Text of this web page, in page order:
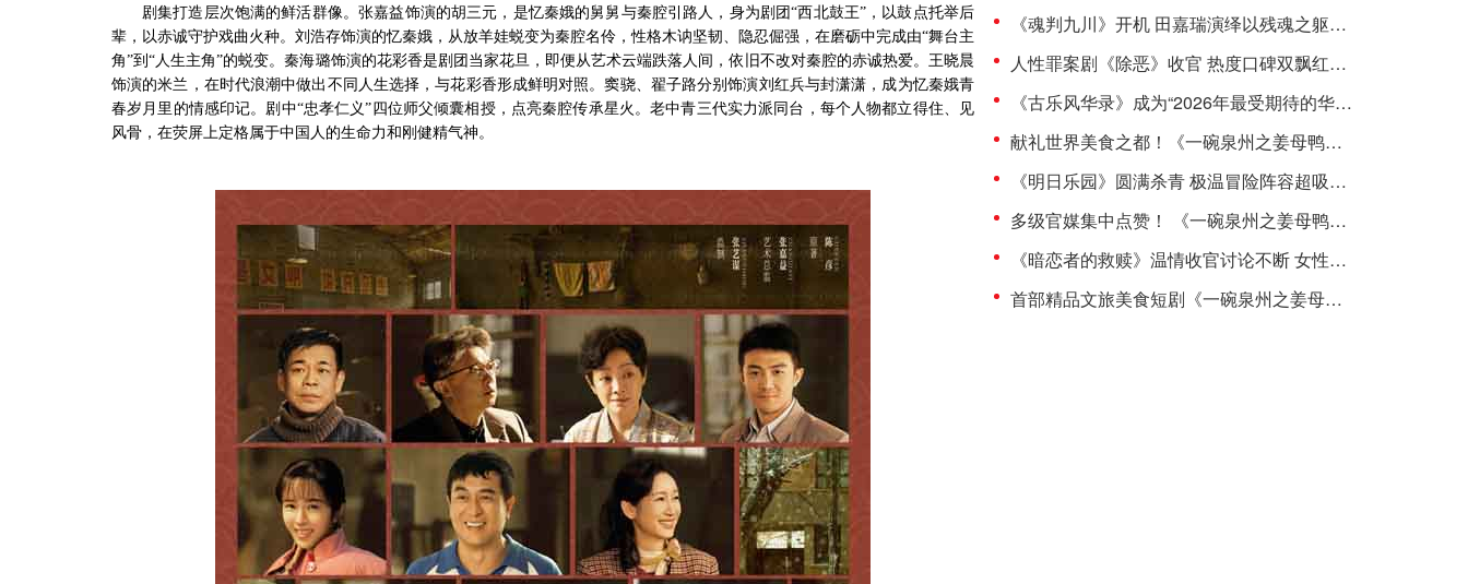
剧集打造层次饱满的鲜活群像。张嘉益饰演的胡三元，是忆秦娥的舅舅与秦腔引路人，身为剧团“西北鼓王”，以鼓点托举后
辈，以赤诚守护戏曲火种。刘浩存饰演的忆秦娥，从放羊娃蜕变为秦腔名伶，性格木讷坚韧、隐忍倔强，在磨砺中完成由“舞台主
角”到“人生主角”的蜕变。秦海璐饰演的花彩香是剧团当家花旦，即便从艺术云端跌落人间，依旧不改对秦腔的赤诚热爱。王晓晨
饰演的米兰，在时代浪潮中做出不同人生选择，与花彩香形成鲜明对照。窦骁、翟子路分别饰演刘红兵与封潇潇，成为忆秦娥青
春岁月里的情感印记。剧中“忠孝仁义”四位师父倾囊相授，点亮秦腔传承星火。老中青三代实力派同台，每个人物都立得住、见
风骨，在荧屏上定格属于中国人的生命力和刚健精气神。
《魂判九川》开机 田嘉瑞演绎以残魂之躯开启重判之路
人性罪案剧《除恶》收官 热度口碑双飘红缔造开年黑马
《古乐风华录》成为“2026年最受期待的华语剧集”之一 恒星引力以“古乐器拟人”打开国风神话出海新想象
献礼世界美食之都！《一碗泉州之姜母鸭》主题曲 MV 温情上线​ ​
《明日乐园》圆满杀青 极温冒险阵容超吸睛 超现实无限流质感拉满!
多级官媒集中点赞！ 《一碗泉州之姜母鸭》用烟火气讲好泉州文旅新故事
《暗恋者的救赎》温情收官讨论不断 女性互助照见现实回响
首部精品文旅美食短剧《一碗泉州之姜母鸭》今日上线